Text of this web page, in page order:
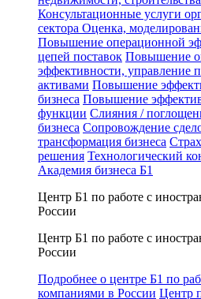
Консультационные услуги
сектора Оценка,
Повышение операционной
цепей поставок Повышение
эффективности, управление
активами Повышение
бизнеса Повышение
функции Слияния /
бизнеса Сопровождение
трансформация бизнеса
решения Технологический
Академия бизнеса Б1
Центр Б1 по работе с
России
Центр Б1 по работе с
России
Подробнее о центре Б1 по
компаниями в России Центр